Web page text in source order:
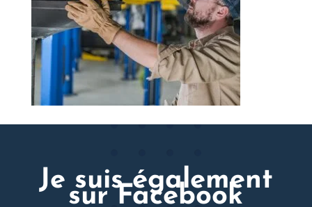
Je suis également
sur Facebook